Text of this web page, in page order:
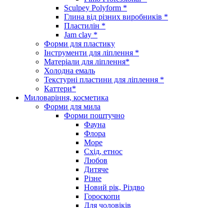
Sculpey Polyform *
Глина від різних виробників *
Пластилін *
Jam clay *
Форми для пластику
Інструменти для ліплення *
Матеріали для ліплення*
Холодна емаль
Текстурні пластини для ліплення *
Каттери*
Миловаріння, косметика
Форми для мила
Форми поштучно
Фауна
Флора
Море
Схід, етнос
Любов
Дитяче
Різне
Новий рік, Різдво
Гороскопи
Для чоловіків